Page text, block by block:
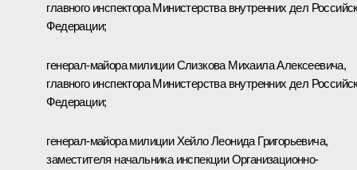
главного инспектора Министерства внутренних дел
Федерации;
генерал-майора милиции Слизкова Михаила Алексеевича,
главного инспектора Министерства внутренних дел
Федерации;
генерал-майора милиции Хейло Леонида Григорьевича,
заместителя начальника инспекции Организационно-